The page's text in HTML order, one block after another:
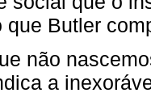
que Butler
não
a